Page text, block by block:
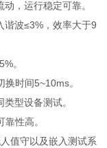
，运行稳定可靠。
谐波≤3%，效率大于9
。
时间5~10ms。
型设备测试。
性高。
值守以及嵌入测试系